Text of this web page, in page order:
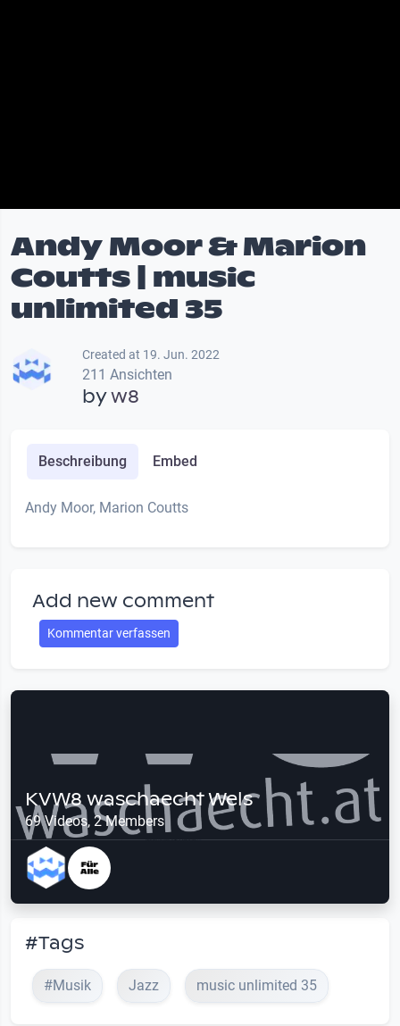
Andy Moor & Marion
Coutts | music
unlimited 35
Created at 19. Jun. 2022
211 Ansichten
byw8
Beschreibung Embed
Andy Moor, Marion Coutts
Add new comment
Kommentar verfassen
KVW8 waschaecht Wels
69 Videos, 2 Members
#Tags
#Musik Jazz music unlimited 35